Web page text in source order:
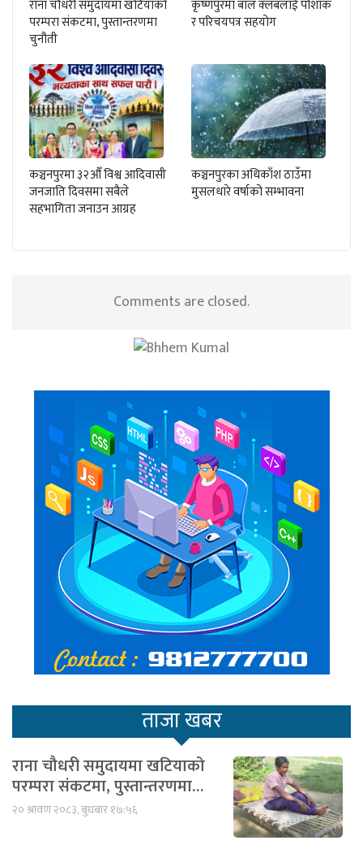
राना चौधरी समुदायमा खटियाको
परम्परा संकटमा, पुस्तान्तरणमा
चुनौती
कृष्णपुरमा बाल क्लबलाई पोशाक
र परिचयपत्र सहयोग
कञ्चनपुरमा ३२औँ विश्व आदिवासी
जनजाति दिवसमा सबैले
सहभागिता जनाउन आग्रह
कञ्चनपुरका अधिकाँश ठाउँमा
मुसलधारे वर्षाको सम्भावना
Comments are closed.
ताजा खबर
राना चौधरी समुदायमा खटियाको
परम्परा संकटमा, पुस्तान्तरणमा…
२० श्रावण २०८३, बुधबार १७:५६